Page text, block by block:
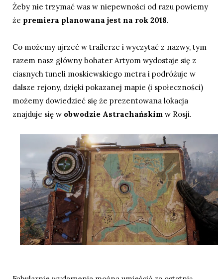
Żeby nie trzymać was w niepewności od razu powiemy
że premiera planowana jest na rok 2018.
Co możemy ujrzeć w trailerze i wyczytać z nazwy, tym
razem nasz główny bohater Artyom wydostaje się z
ciasnych tuneli moskiewskiego metra i podróżuje w
dalsze rejony, dzięki pokazanej mapie (i społeczności)
możemy dowiedzieć się że prezentowana lokacja
znajduje się w obwodzie Astrachańskim w Rosji.